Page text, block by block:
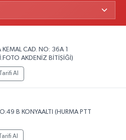
CAD. NO: 36A 1
AKDENİZ BİTİŞİĞİ)
Al
B KONYAALTI (HURMA PTT
Al